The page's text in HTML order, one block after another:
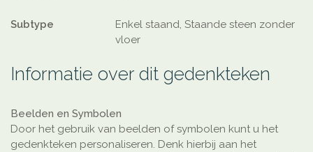
Subtype
Enkel staand, Staande steen zonder
vloer
Informatie over dit gedenkteken
Beelden en Symbolen
Door het gebruik van beelden of symbolen kunt u het
gedenkteken personaliseren. Denk hierbij aan het